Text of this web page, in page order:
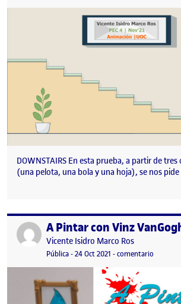
DOWNSTAIRS En esta prueba, a partir de
(una pelota, una bola y una hoja), se nos
Publicado porA Pintar con Vinz
Publicado por
Vicente Isidro Marco Ros
Visibilidad:
Pública-Fecha de publicación
24 Oct 2021 10 noviembre, 2021
-comentario